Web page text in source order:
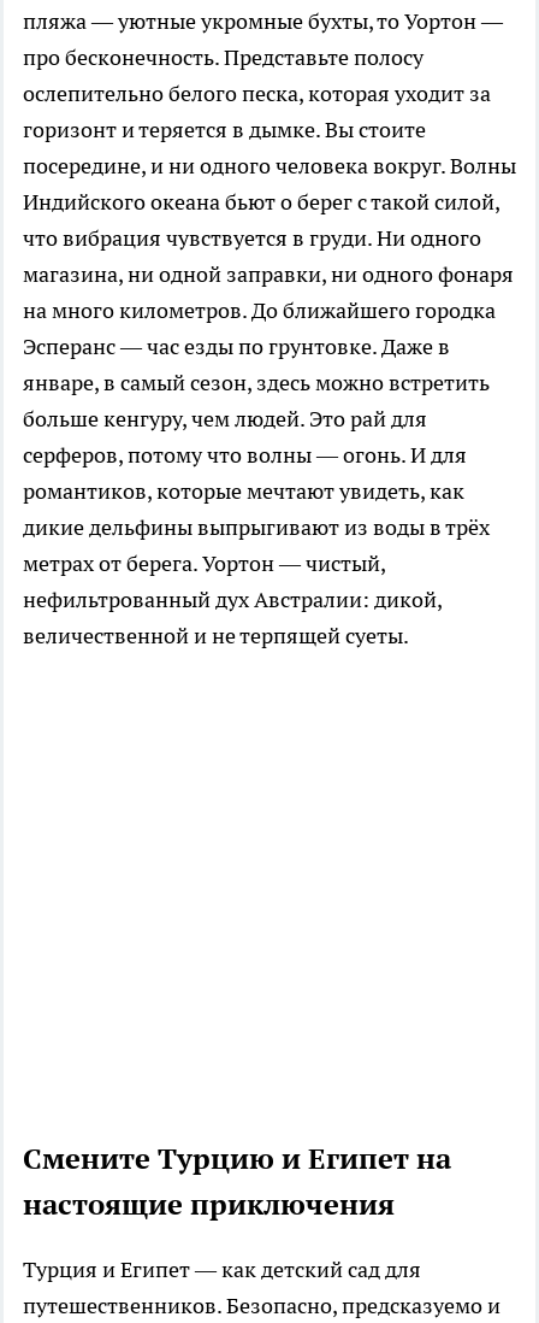
пляжа — уютные укромные бухты, то Уортон —
про бесконечность. Представьте полосу
ослепительно белого песка, которая уходит за
горизонт и теряется в дымке. Вы стоите
посередине, и ни одного человека вокруг. Волны
Индийского океана бьют о берег с такой силой,
что вибрация чувствуется в груди. Ни одного
магазина, ни одной заправки, ни одного фонаря
на много километров. До ближайшего городка
Эсперанс — час езды по грунтовке. Даже в
январе, в самый сезон, здесь можно встретить
больше кенгуру, чем людей. Это рай для
серферов, потому что волны — огонь. И для
романтиков, которые мечтают увидеть, как
дикие дельфины выпрыгивают из воды в трёх
метрах от берега. Уортон — чистый,
нефильтрованный дух Австралии: дикой,
величественной и не терпящей суеты.
Смените Турцию и Египет на
настоящие приключения
Турция и Египет — как детский сад для
путешественников. Безопасно, предсказуемо и